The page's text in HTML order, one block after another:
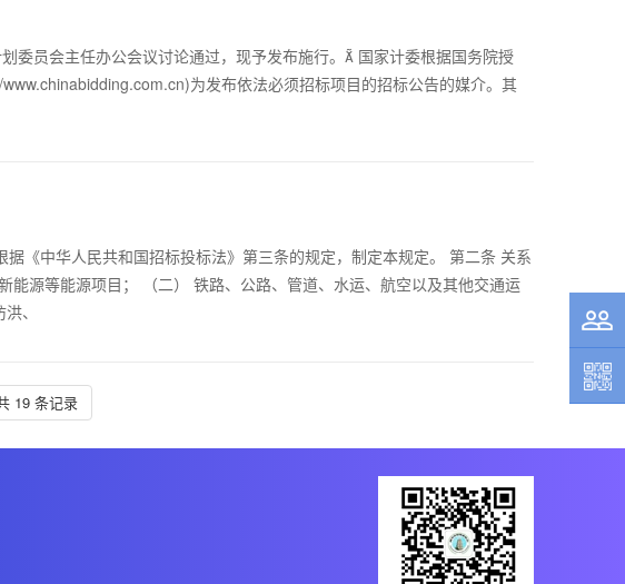
委员会主任办公会议讨论通过，现予发布施行。 国家计委根据国务院授
为发布依法必须招标项目的招标公告的媒介。其
《中华人民共和国招标投标法》第三条的规定，制定本规定。 第二条 关系
源等能源项目； （二） 铁路、公路、管道、水运、航空以及其他交通运
、
19 条记录
联系我